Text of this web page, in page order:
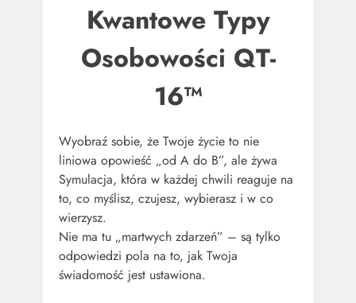
Kwantowe Typy
Osobowości QT-
16™
Wyobraź sobie, że Twoje życie to nie
liniowa opowieść „od A do B”, ale żywa
Symulacja, która w każdej chwili reaguje na
to, co myślisz, czujesz, wybierasz i w co
wierzysz.
Nie ma tu „martwych zdarzeń” – są tylko
odpowiedzi pola na to, jak Twoja
świadomość jest ustawiona.